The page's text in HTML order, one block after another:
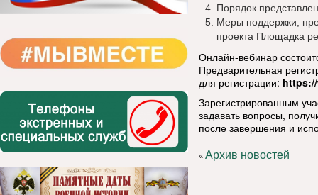
Порядок
Меры поддержки,
проекта Площадка
Онлайн-вебинар
Предварительная
для регистрации:
Зарегистрированным
задавать вопросы,
после завершения и
«Архив новостей